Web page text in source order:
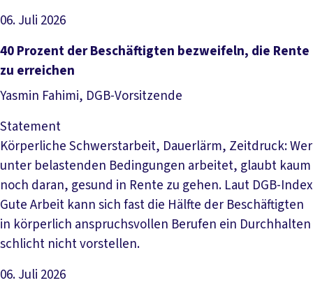
06. Juli 2026
Artikel lesen
40 Prozent der Beschäftigten bezweifeln, die Rente
zu erreichen
Yasmin Fahimi, DGB-Vorsitzende
Statement
Körperliche Schwerstarbeit, Dauerlärm, Zeitdruck: Wer
unter belastenden Bedingungen arbeitet, glaubt kaum
noch daran, gesund in Rente zu gehen. Laut DGB-Index
Gute Arbeit kann sich fast die Hälfte der Beschäftigten
in körperlich anspruchsvollen Berufen ein Durchhalten
schlicht nicht vorstellen.
06. Juli 2026